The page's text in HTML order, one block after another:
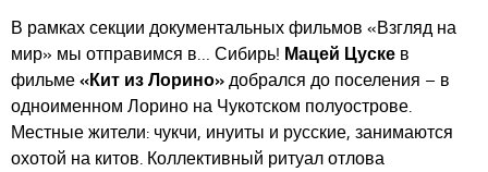
В рамках секции документальных фильмов «Взгляд на
мир» мы отправимся в… Сибирь! Мацей Цуске в
фильме «Кит из Лорино» добрался до поселения – в
одноименном Лорино на Чукотском полуострове.
Местные жители: чукчи, инуиты и русские, занимаются
охотой на китов. Коллективный ритуал отлова